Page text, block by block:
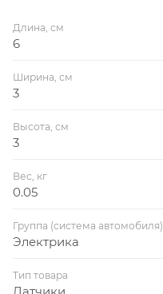
Длина, см
6
Ширина, см
3
Высота, см
3
Вес, кг
0.05
Группа (система автомобиля)
Электрика
Тип товара
Датчики